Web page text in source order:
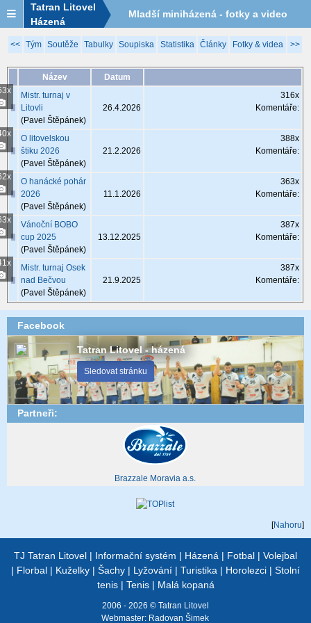
Tatran Litovel
Házená
Mladší miniházená - fotky a video
2025/2026
<< Tým Soutěže Tabulky Soupiska Statistika Články Fotky & videa >>
Název
Datum
Mistr. turnaj v
Litovli
(Pavel Štěpánek)
26.4.2026
316x
Komentáře:
O litovelskou
štiku 2026
(Pavel Štěpánek)
21.2.2026
388x
Komentáře:
O hanácké pohár
2026
(Pavel Štěpánek)
11.1.2026
363x
Komentáře:
Vánoční BOBO
cup 2025
(Pavel Štěpánek)
13.12.2025
387x
Komentáře:
Mistr. turnaj Osek
nad Bečvou
(Pavel Štěpánek)
21.9.2025
387x
Komentáře:
Facebook
Tatran Litovel - házená
Sledovat stránku
Partneři:
Brazzale Moravia a.s.
[Nahoru]
TJ Tatran Litovel | Informační systém | Házená | Fotbal | Volejbal
| Florbal | Kuželky | Šachy | Lyžování | Turistika | Horolezci | Stolní
tenis| Tenis| Malá kopaná
2006 - 2026 © Tatran Litovel
Webmaster: Radovan Šimek